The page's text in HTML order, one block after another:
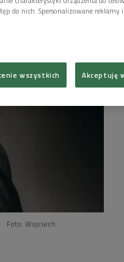
Foto: Wojciech
do nich. Spersonalizowane reklamy i
wszystkich Akceptuję